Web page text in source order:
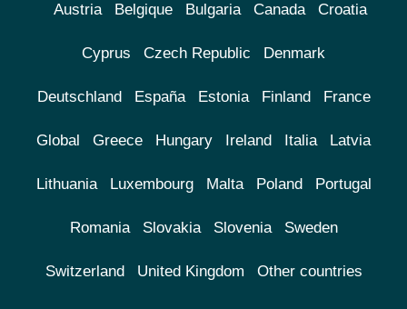
Austria Belgique Bulgaria Canada Croatia
Cyprus Czech Republic Denmark
Deutschland España Estonia Finland France
Global Greece Hungary Ireland Italia Latvia
Lithuania Luxembourg Malta Poland Portugal
Romania Slovakia Slovenia Sweden
Switzerland United Kingdom Other countries